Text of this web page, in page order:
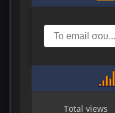
Total views